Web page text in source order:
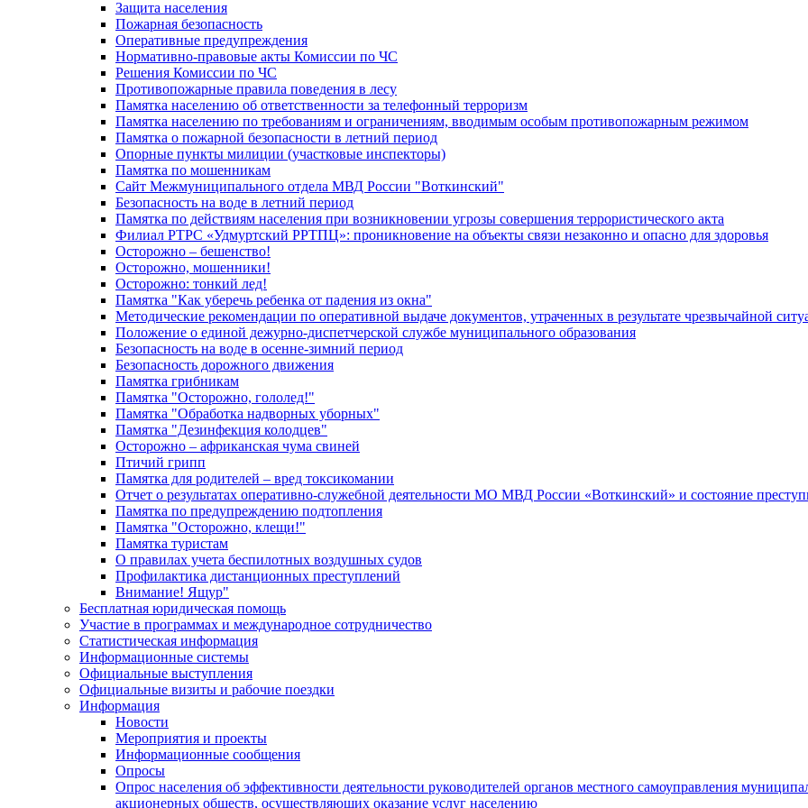
Защита населения
Пожарная безопасность
Оперативные предупреждения
Нормативно-правовые акты Комиссии по ЧС
Решения Комиссии по ЧС
Противопожарные правила поведения в лесу
Памятка населению об ответственности за телефонный терроризм
Памятка населению по требованиям и ограничениям, вводимым особым противопожарным режимом
Памятка о пожарной безопасности в летний период
Опорные пункты милиции (участковые инспекторы)
Памятка по мошенникам
Сайт Межмуниципального отдела МВД России "Воткинский"
Безопасность на воде в летний период
Памятка по действиям населения при возникновении угрозы совершения террористического акта
Филиал РТРС «Удмуртский РРТПЦ»: проникновение на объекты связи незаконно и опасно для здоровья
Осторожно – бешенство!
Осторожно, мошенники!
Осторожно: тонкий лед!
Памятка "Как уберечь ребенка от падения из окна"
Методические рекомендации по оперативной выдаче документов, утраченных в результате чрезвычайной
Положение о единой дежурно-диспетчерской службе муниципального образования
Безопасность на воде в осенне-зимний период
Безопасность дорожного движения
Памятка грибникам
Памятка "Осторожно, гололед!"
Памятка "Обработка надворных уборных"
Памятка "Дезинфекция колодцев"
Осторожно – африканская чума свиней
Птичий грипп
Памятка для родителей – вред токсикомании
Отчет о результатах оперативно-служебной деятельности МО МВД России «Воткинский» и состояние
Памятка по предупреждению подтопления
Памятка "Осторожно, клещи!"
Памятка туристам
О правилах учета беспилотных воздушных судов
Профилактика дистанционных преступлений
Внимание! Ящур"
Бесплатная юридическая помощь
Участие в программах и международное сотрудничество
Статистическая информация
Информационные системы
Официальные выступления
Официальные визиты и рабочие поездки
Информация
Новости
Мероприятия и проекты
Информационные сообщения
Опросы
Опрос населения об эффективности деятельности руководителей органов местного самоуправления
акционерных обществ, осуществляющих оказание услуг населению